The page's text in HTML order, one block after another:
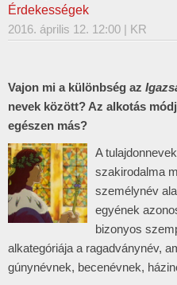
Érdekességek
2016. április 12. 12:00 | KR
Vajon mi a különbség az
nevek között? Az alkotás
egészen más?
A
szakirodalma
személynév
egyének
bizonyos
alkategóriája a ragadványnév,
gúnynévnek, becenévnek,